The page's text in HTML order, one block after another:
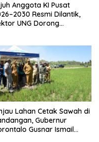
Anggota KI Pusat
Resmi Dilantik,
UNG Dorong
Lahan Cetak Sawah di
Gubernur
Gusnar Ismail